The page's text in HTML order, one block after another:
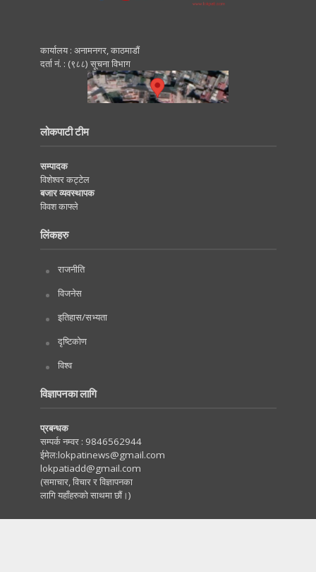
कार्यालय : अनामनगर, काठमाडाैं
दर्ता नं. : (९८८) सूचना विभाग
लोकपाटी टीम
सम्पादक
विशेश्वर कट्टेल
बजार व्यवस्थापक
विवश काफ्ले
लिंकहरु
राजनीति
विजनेस
इतिहास/सभ्यता
दृष्टिकोण
विश्व
विज्ञापनका लागि
प्रबन्धक
सम्पर्क नम्वर : 9846562944
ईमेल:lokpatinews@gmail.com
lokpatiadd@gmail.com
(समाचार, विचार र विज्ञापनका
लागि यहाँहरुको साथमा छौं।)